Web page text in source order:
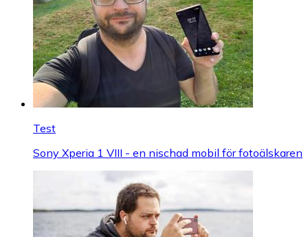
Test
Sony Xperia 1 VIII - en nischad mobil för fotoälskaren